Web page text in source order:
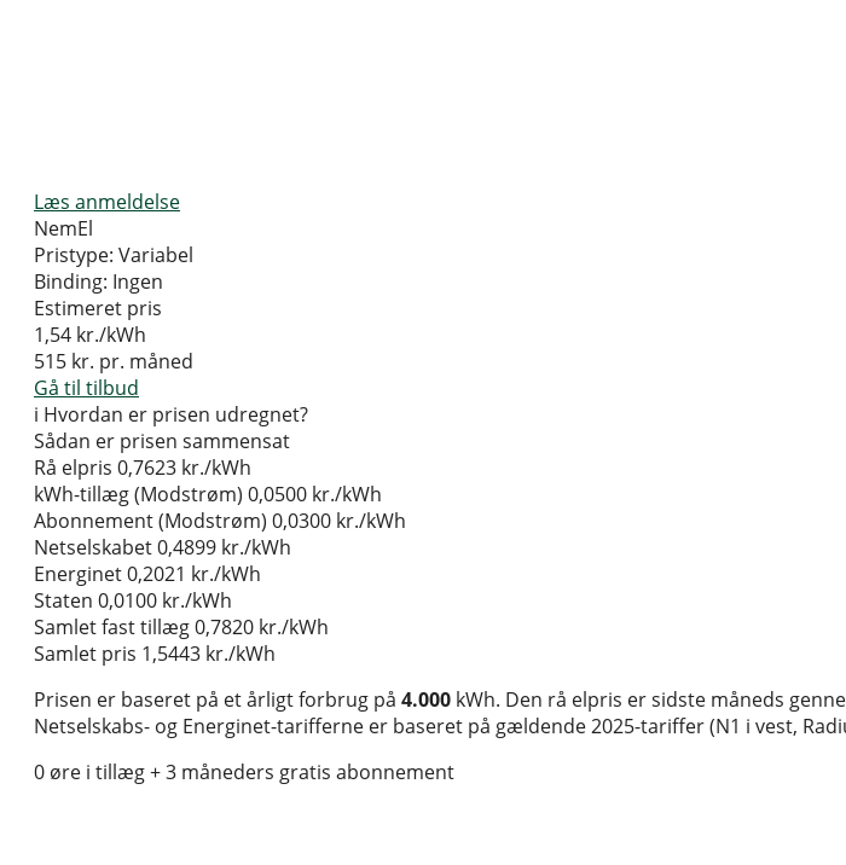
Læs anmeldelse
NemEl
Pristype: Variabel
Binding: Ingen
Estimeret pris
1,54 kr./kWh
515 kr. pr. måned
Gå til tilbud
i Hvordan er prisen udregnet?
Sådan er prisen sammensat
Rå elpris 0,7623 kr./kWh
kWh-tillæg (Modstrøm) 0,0500 kr./kWh
Abonnement (Modstrøm) 0,0300 kr./kWh
Netselskabet0,4899 kr./kWh
Energinet0,2021 kr./kWh
Staten 0,0100 kr./kWh
Samlet fast tillæg0,7820 kr./kWh
Samlet pris 1,5443 kr./kWh
Prisen er baseret på et årligt forbrug på 4.000 kWh. Den rå elpris er sidste måneds
Netselskabs- og Energinet-tarifferne er baseret på gældende 2025-tariffer (N1 i vest,
0 øre i tillæg + 3 måneders gratis abonnement